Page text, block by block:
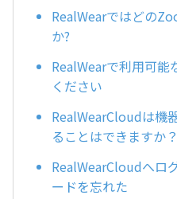
RealWearではどの
か?
RealWearで利用可能
ください
RealWearCloudは機
ることはできますか？
RealWearCloudへロ
ードを忘れた